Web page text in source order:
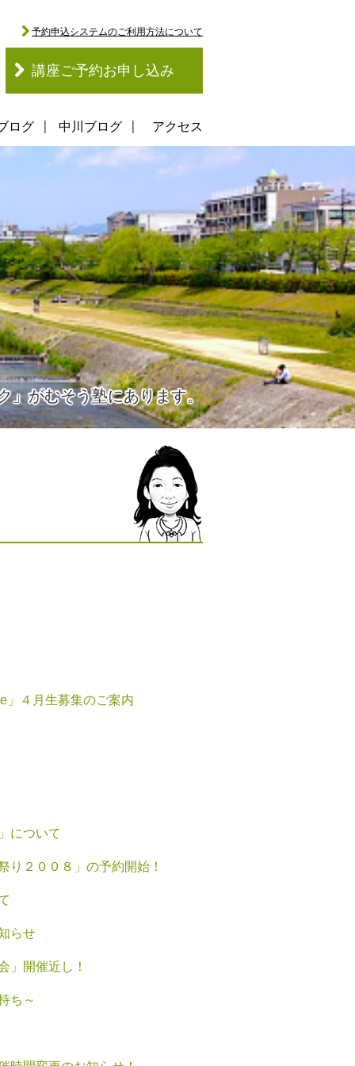
講座ご予約お申し込み
予約申込システムのご利用方法について
ログ 中川ブログ アクセス
」がむそう塾にあります。
」４月生募集のご案内
について
り２００８」の予約開始！
らせ
」開催近し！
ち～